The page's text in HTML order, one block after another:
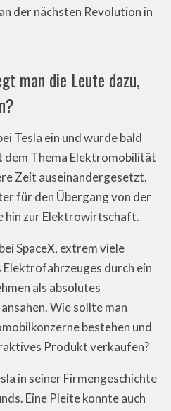
der nächsten Revolution in
man die Leute dazu,
Tesla ein und wurde bald
dem Thema Elektromobilität
Zeit auseinandergesetzt.
für den Übergang von der
hin zur Elektrowirtschaft.
SpaceX, extrem viele
Elektrofahrzeuges durch ein
als absolutes
Wie sollte man
bestehen und
Produkt verkaufen?
in seiner Firmengeschichte
Eine Pleite konnte auch